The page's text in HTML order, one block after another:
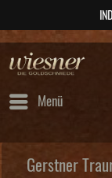
Menü
Gerstner